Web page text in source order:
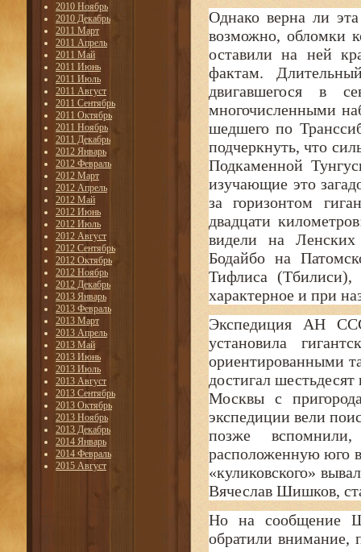
2010 Ноябрь
2010 Декабрь
2011 Март
2011 Апрель
2011 Май
2011 Июнь
2011 Июль
2011 Август
2011 Сентябрь
2011 Октябрь
2011 Ноябрь
2011 Декабрь
2012 Январь
2012 Февраль
2012 Март
2012 Апрель
2012 Май
2012 Июнь
2012 Июль
2012 Август
2012 Сентябрь
2012 Октябрь
2012 Ноябрь
2012 Декабрь
2013 Январь
2013 Февраль
2013 Март
2013 Апрель
2013 Май
2013 Июнь
2013 Июль
2013 Август
2013 Сентябрь
2013 Октябрь
2013 Ноябрь
2013 Декабрь
2014 Январь
2014 Февраль
2015 Август
Однако верна ли
возможно, обломки
оставили на ней
фактам.
двигавшегося в
многочисленными
шедшего по
подчеркнуть, что
Подкаменной
изучающие это
за горизонтом
двадцати
видели на
Бодайбо на
Тифлиса (Тбилиси),
характерное и при
Экспедиция АН
установила
ориентированными
достигал
Москвы с
экспедиции вели
позже
расположенную юго
«куликовского»
Вячеслав Шишков,
Но на сообщение
обратили внимание,